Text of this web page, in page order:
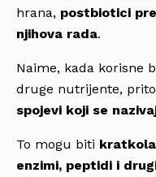
hrana, postbiotici
njihova rada.
Naime, kada korisne
druge nutrijente,
spojevi koji se
To mogu biti
enzimi, peptidi i